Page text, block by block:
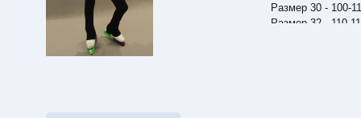
Размер 30 - 100-
Размер 32 - 110-